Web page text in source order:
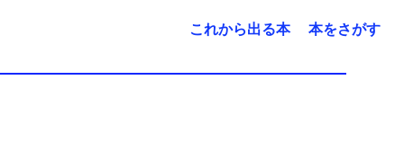
これから出る本 本をさがす